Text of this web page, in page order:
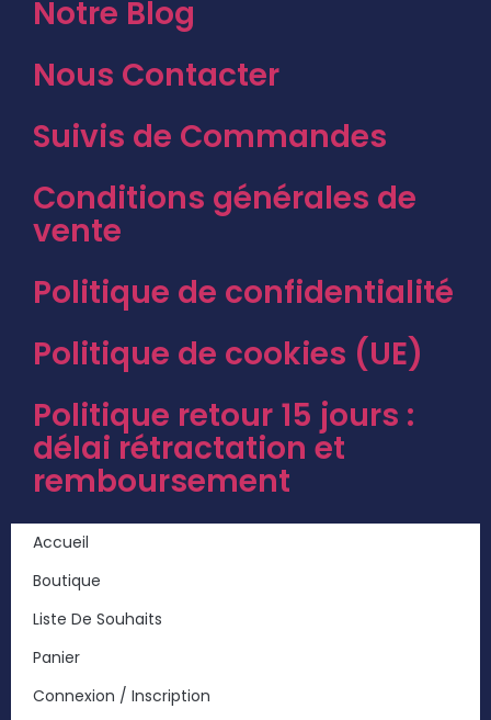
Notre Blog
Nous Contacter
Suivis de Commandes
Conditions générales de
vente
Politique de confidentialité
Politique de cookies (UE)
Politique retour 15 jours :
délai rétractation et
remboursement
Accueil
Boutique
Liste De Souhaits
Panier
Connexion / Inscription